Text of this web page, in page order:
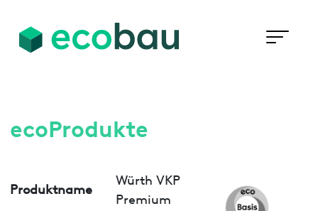
ecoProdukte
Produktname
Würth VKP
Premium